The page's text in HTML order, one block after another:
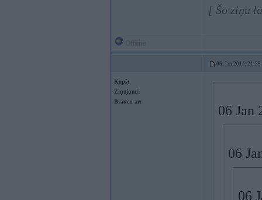
[ Šo ziņu
06. Jan 2014, 21:25
Kopš:
Ziņojumi:
Braucu ar:
06 Jan
06
06